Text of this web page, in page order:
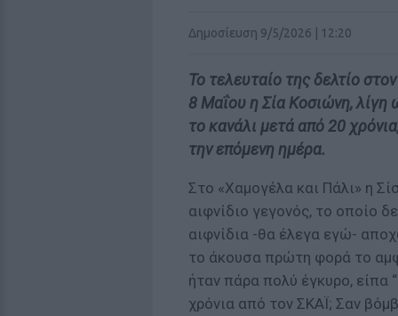
Δημοσίευση 9/5/2026 | 12:20
Το τελευταίο της δελτίο
8 Μαΐου η Σία Κοσιώνη,
το κανάλι μετά από 20
την επόμενη ημέρα.
Στο «Χαμογέλα και Πάλι» η
αιφνίδιο γεγονός, το οποίο
αιφνίδια -θα έλεγα εγώ-
το άκουσα πρώτη φορά το
ήταν πάρα πολύ έγκυρο, είπα
χρόνια από τον ΣΚΑΪ; Σαν